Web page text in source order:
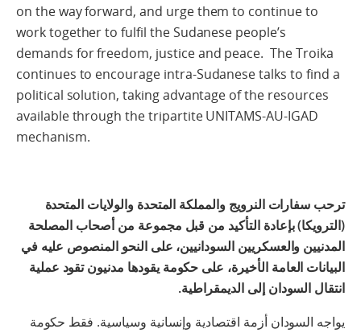
on the way forward, and urge them to continue to
work together to fulfil the Sudanese people’s
demands for freedom, justice and peace. The Troika
continues to encourage intra-Sudanese talks to find a
political solution, taking advantage of the resources
available through the tripartite UNITAMS-AU-IGAD
mechanism.
ترحب سفارات النرويج والمملكة المتحدة والولايات المتحدة
(الترويكا) بإعادة التأكيد من قبل مجموعة من أصحاب المصلحة
المدنيين والعسكريين السودانيين، على النحو المنصوص عليه في
البيانات العامة الأخيرة، على حكومة يقودها مدنيون تقود عملية
انتقال السودان إلى الديمقراطية.
يواجه السودان أزمة اقتصادية وإنسانية وسياسية. فقط حكومة